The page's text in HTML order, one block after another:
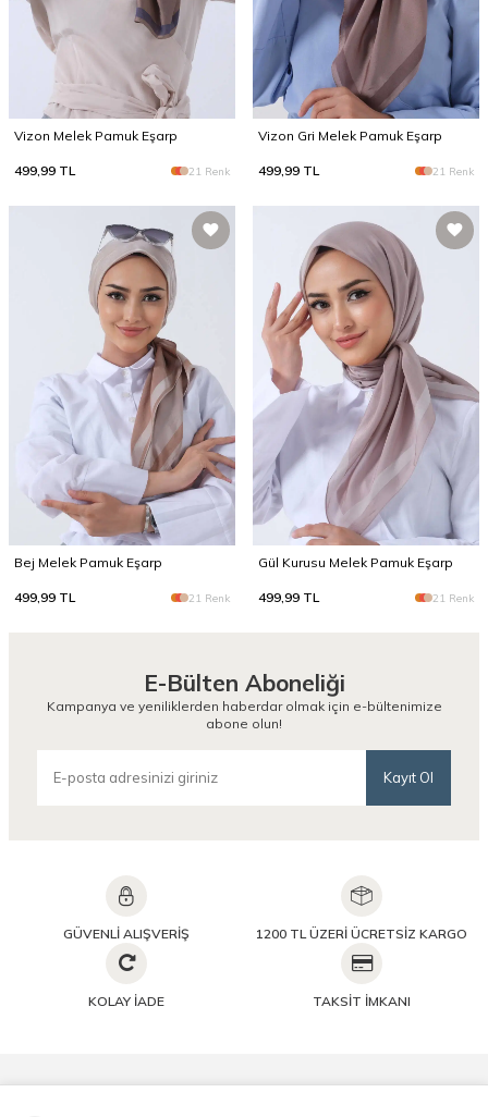
Vizon Melek Pamuk Eşarp
499,99 TL 21 Renk
Vizon Gri Melek Pamuk Eşarp
499,99 TL 21 Renk
Bej Melek Pamuk Eşarp
499,99 TL 21 Renk
Gül Kurusu Melek Pamuk Eşarp
499,99 TL 21 Renk
E-Bülten Aboneliği
Kampanya ve yeniliklerden haberdar olmak için e-bültenimize
abone olun!
Kayıt Ol
GÜVENLİ ALIŞVERİŞ 1200 TL ÜZERİ ÜCRETSİZ KARGO
KOLAY İADE TAKSİT İMKANI